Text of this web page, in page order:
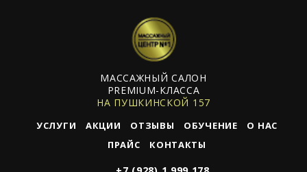
МАССАЖНЫЙ САЛОН
PREMIUM-КЛАССА
НА ПУШКИНСКОЙ 157
УСЛУГИ АКЦИИ ОТЗЫВЫ ОБУЧЕНИЕ
О НАС
ПРАЙС
КОНТАКТЫ